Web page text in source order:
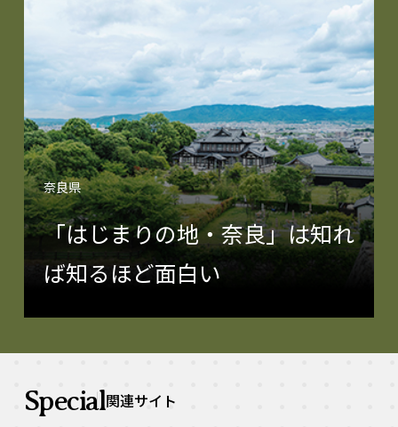
奈良県
「はじまりの地・奈良」は知れ
ば知るほど面白い
Special関連サイト